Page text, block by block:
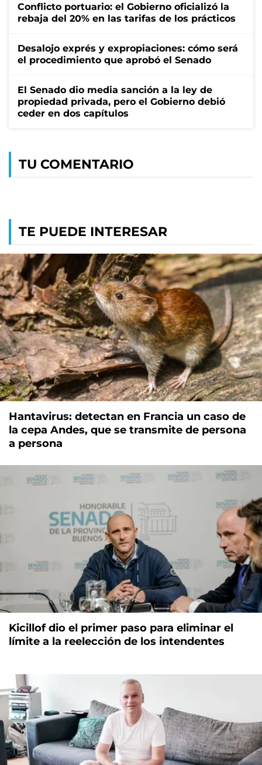
Conflicto portuario: el Gobierno oficializó la
rebaja del 20% en las tarifas de los prácticos
Desalojo exprés y expropiaciones: cómo será
el procedimiento que aprobó el Senado
El Senado dio media sanción a la ley de
propiedad privada, pero el Gobierno debió
ceder en dos capítulos
TU COMENTARIO
TE PUEDE INTERESAR
Hantavirus: detectan en Francia un caso de
la cepa Andes, que se transmite de persona
a persona
Kicillof dio el primer paso para eliminar el
límite a la reelección de los intendentes